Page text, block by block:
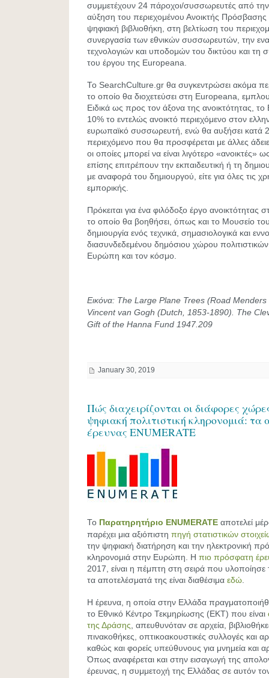
συμμετέχουν 24 πάροχοι/συσσωρευτές από
αύξηση του περιεχομένου Ανοικτής
ψηφιακή βιβλιοθήκη, στη βελτίωση του
συνεργασία των εθνικών συσσωρευτών, την
τεχνολογιών και υποδομών του δικτύου και τη
του έργου της Europeana.
Το SearchCulture.gr θα συγκεντρώσει ακόμα
το οποίο θα διοχετεύσει στη Europeana,
Ειδικά ως προς τον άξονα της ανοικτότητας,
10% το εντελώς ανοικτό περιεχόμενο στον
ευρωπαϊκό συσσωρευτή, ενώ θα αυξήσει κατά
περιεχόμενο που θα προσφέρεται με άλλες
οι οποίες μπορεί να είναι λιγότερο
επίσης επιτρέπουν την εκπαιδευτική ή τη
με αναφορά του δημιουργού, είτε για όλες τις
εμπορικής.
Πρόκειται για ένα φιλόδοξο έργο ανοικτότητας
το οποίο θα βοηθήσει, όπως και το Μουσείο
δημιουργία ενός τεχνικά, σημασιολογικά και
διασυνδεδεμένου δημόσιου χώρου
Ευρώπη και τον κόσμο.
Εικόνα: The Large Plane Trees (Road
Vincent van Gogh (Dutch, 1853-1890). The
Gift of the Hanna Fund 1947.209
January 30, 2019
Πώς διαχειρίζονται οι διάφορες
ψηφιακή πολιτιστική κληρονομιά:
έρευνας ENUMERATE
Το Παρατηρητήριο ENUMERATE αποτελεί
παρέχει μια αξιόπιστη πηγή στατιστικών
την ψηφιακή διατήρηση και την ηλεκτρονική
κληρονομιά στην Ευρώπη. Η πιο πρόσφατη
2017, είναι η πέμπτη στη σειρά που υλοποίησε
τα αποτελέσματά της είναι διαθέσιμα εδώ.
Η έρευνα, η οποία στην Ελλάδα
το Εθνικό Κέντρο Τεκμηρίωσης (ΕΚΤ) που είναι
της Δράσης, απευθυνόταν σε αρχεία,
πινακοθήκες, οπτικοακουστικές συλλογές και
καθώς και φορείς υπεύθυνους για μνημεία και
Όπως αναφέρεται και στην εισαγωγή της
έρευνας, η συμμετοχή της Ελλάδας σε αυτόν